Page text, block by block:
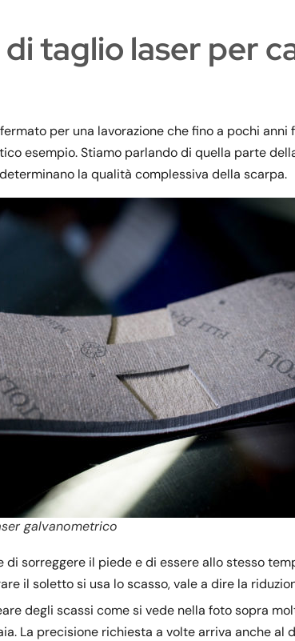
taglio laser per
per una lavorazione che fino a pochi
esempio. Stiamo parlando di quella parte
la qualità complessiva della scarpa.
galvanometrico
di sorreggere il piede e di essere allo stesso
il soletto si usa lo scasso, vale a dire la
degli scassi come si vede nella foto sopra
La precisione richiesta a volte arriva anche al